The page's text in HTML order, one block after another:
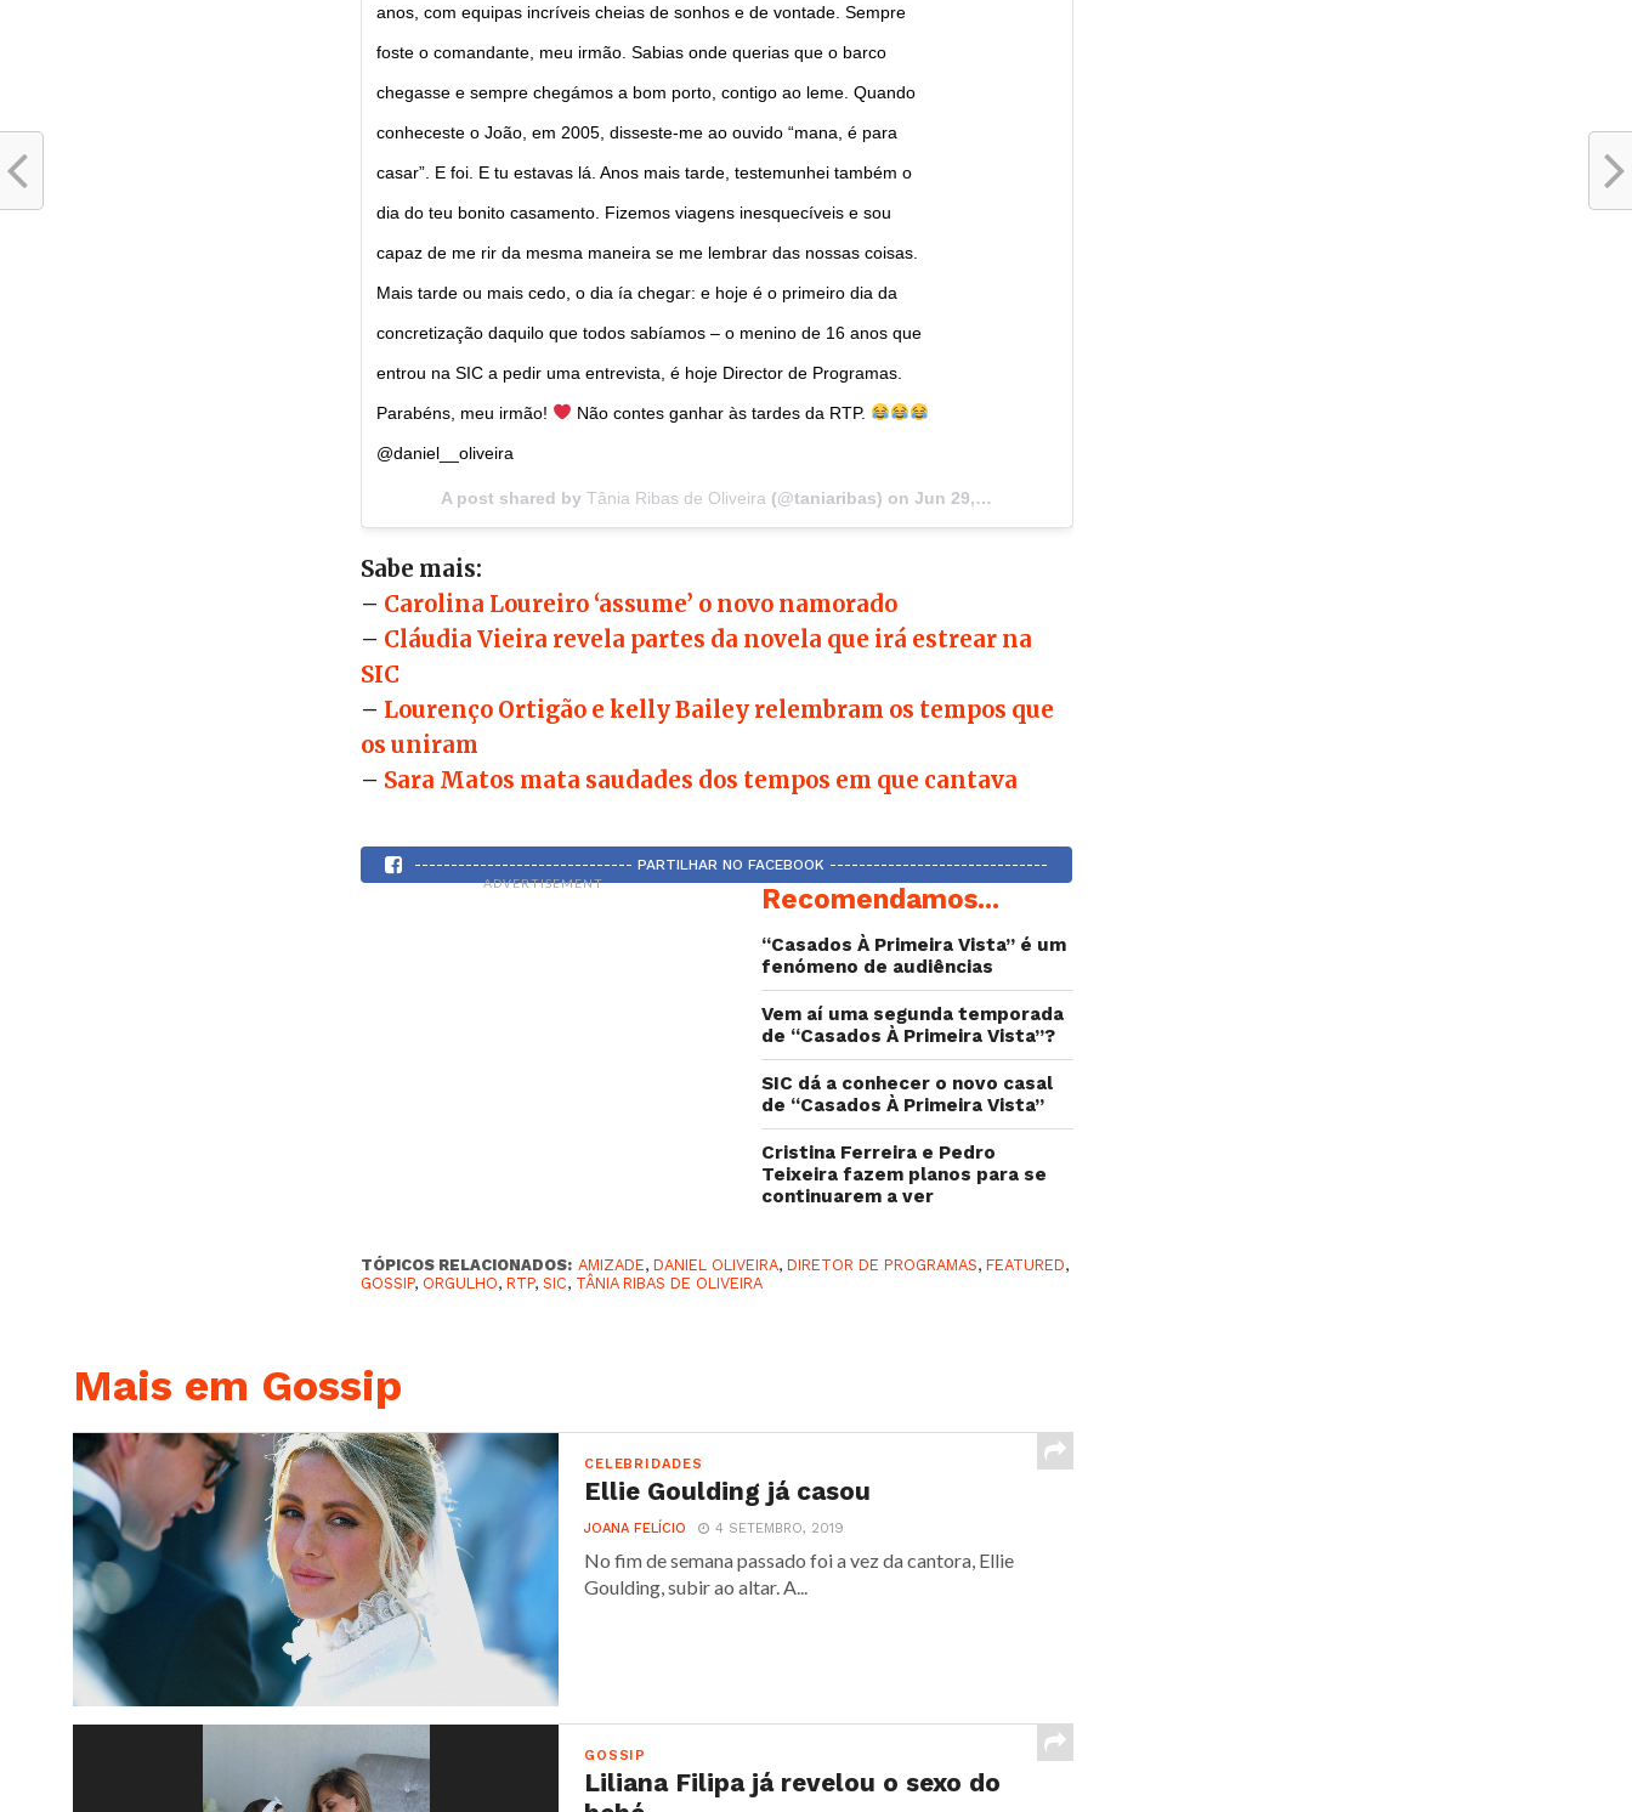
anos, com equipas incríveis cheias de sonhos e de vontade. Sempre
foste o comandante, meu irmão. Sabias onde querias que o barco
chegasse e sempre chegámos a bom porto, contigo ao leme. Quando
conheceste o João, em 2005, disseste-me ao ouvido “mana, é para
casar”. E foi. E tu estavas lá. Anos mais tarde, testemunhei também o
dia do teu bonito casamento. Fizemos viagens inesquecíveis e sou
capaz de me rir da mesma maneira se me lembrar das nossas coisas.
Mais tarde ou mais cedo, o dia ía chegar: e hoje é o primeiro dia da
concretização daquilo que todos sabíamos – o menino de 16 anos que
entrou na SIC a pedir uma entrevista, é hoje Director de Programas.
Parabéns, meu irmão! Não contes ganhar às tardes da RTP.
@daniel__oliveira
A post shared byTânia Ribas de Oliveira (@taniaribas) onJun 29, 2018 at 4:00am PDT
Sabe mais:
– Carolina Loureiro ‘assume’ o novo namorado
– Cláudia Vieira revela partes da novela que irá estrear na
SIC
– Lourenço Ortigão e kelly Bailey relembram os tempos que
os uniram
– Sara Matos mata saudades dos tempos em que cantava
------------------------------ PARTILHAR NO FACEBOOK ------------------------------
ADVERTISEMENT Recomendamos...
“Casados À Primeira Vista” é um
fenómeno de audiências
Vem aí uma segunda temporada
de “Casados À Primeira Vista”?
SIC dá a conhecer o novo casal
de “Casados À Primeira Vista”
Cristina Ferreira e Pedro
Teixeira fazem planos para se
continuarem a ver
TÓPICOS RELACIONADOS: AMIZADE,DANIEL OLIVEIRA,DIRETOR DE PROGRAMAS,FEATURED,
GOSSIP, ORGULHO,RTP,SIC, TÂNIA RIBAS DE OLIVEIRA
Mais em Gossip
CELEBRIDADES
Ellie Goulding já casou
JOANA FELÍCIO 4 SETEMBRO, 2019
No fim de semana passado foi a vez da cantora, Ellie
Goulding, subir ao altar. A...
GOSSIP
Liliana Filipa já revelou o sexo do